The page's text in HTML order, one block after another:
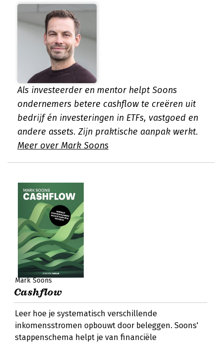
Als investeerder en mentor helpt Soons
ondernemers betere cashflow te creëren uit
bedrijf én investeringen in ETFs, vastgoed en
andere assets. Zijn praktische aanpak werkt.
Meer over Mark Soons
Mark Soons
Cashflow
Leer hoe je systematisch verschillende
inkomensstromen opbouwt door beleggen. Soons'
stappenschema helpt je van financiële